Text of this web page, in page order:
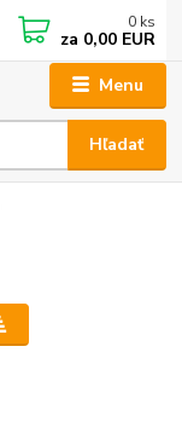
Menu
Hľadať
0 ks
za 0,00 EUR